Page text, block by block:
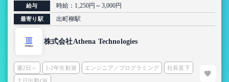
給与 時給：1,250円～3,000円
最寄り駅 出町柳駅
株式会社Athena Technologies
週2日～ 1-2年生歓迎 エンジニア／プログラミング 社長直下
土日出勤OK